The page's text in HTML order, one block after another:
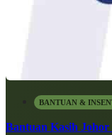
BANTUAN &
Bantuan Kasih Johor